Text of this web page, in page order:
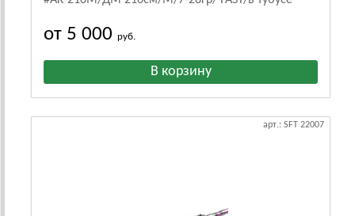
от 5 000 руб.
арт.: SFT 22007